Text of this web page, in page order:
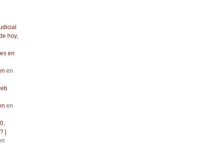
hoy,
en
en
en
|